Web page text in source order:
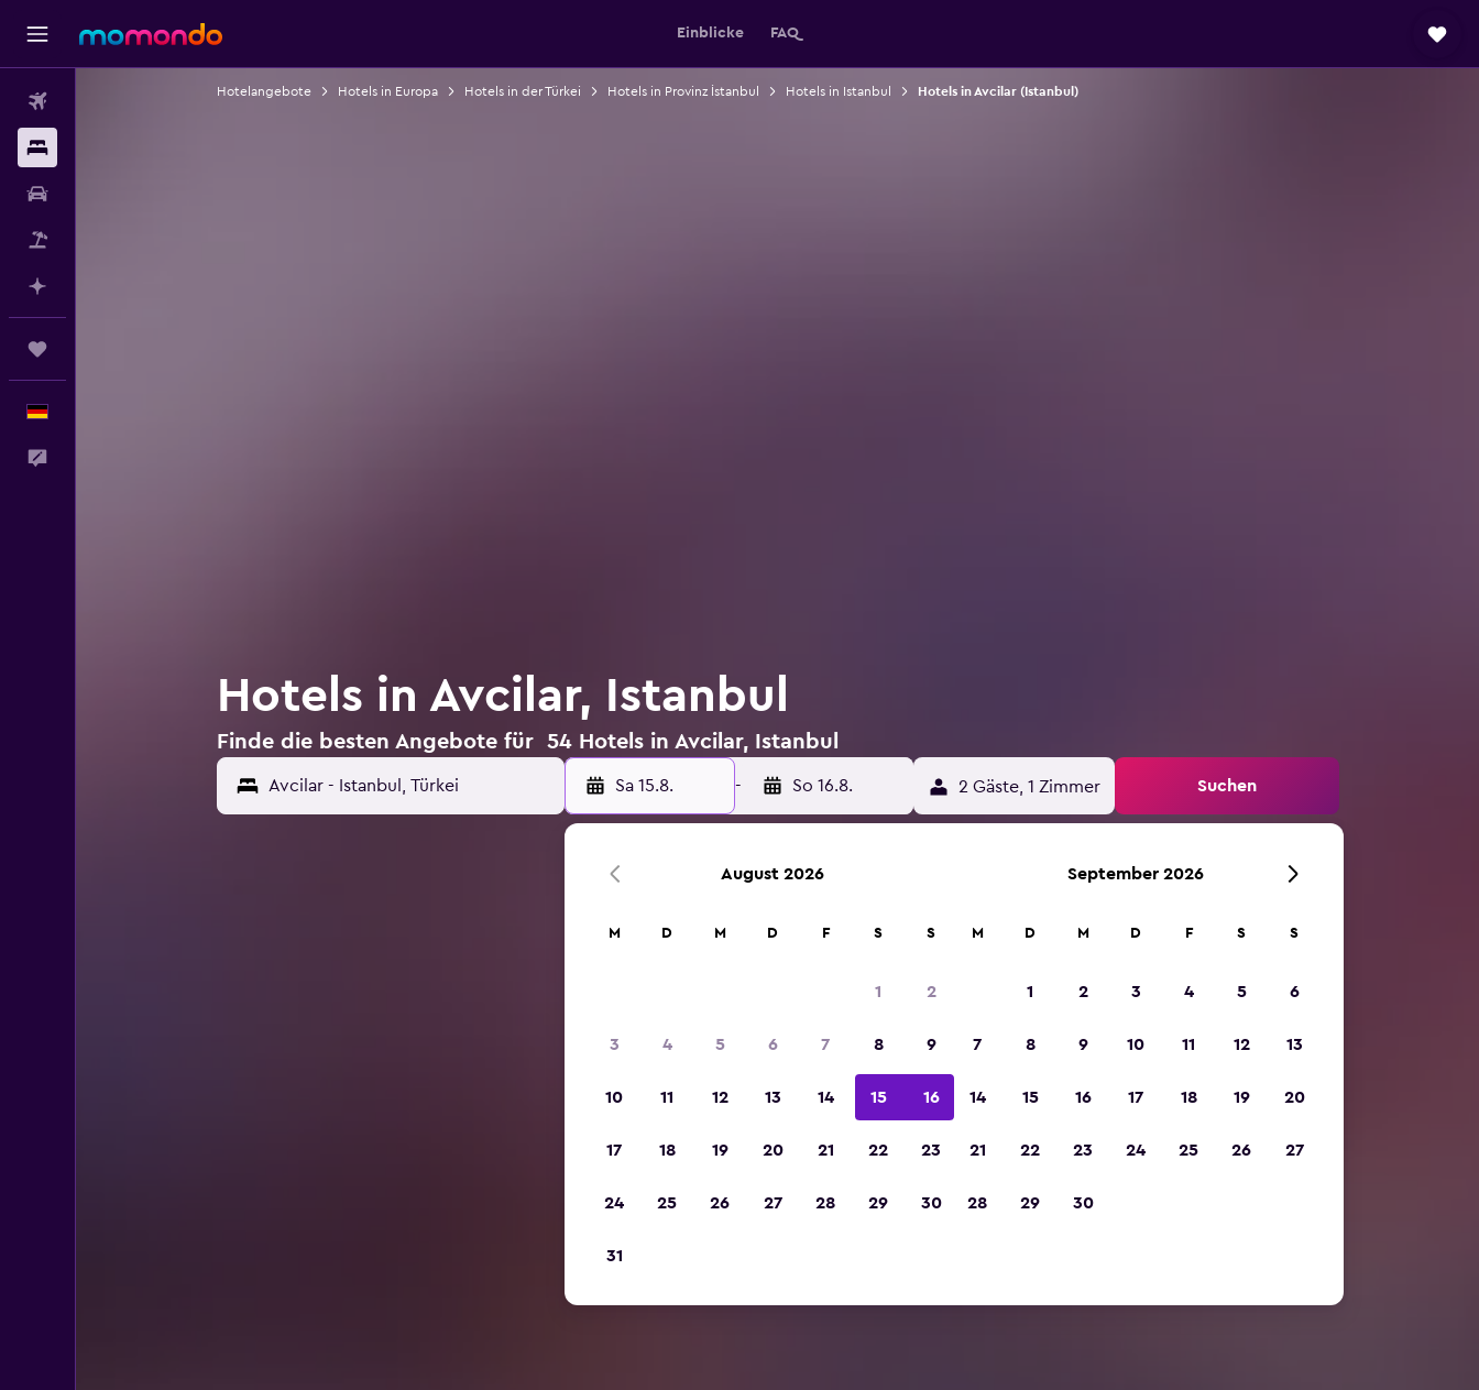
Einblicke FAQ
Hotelangebote Hotels in Europa Hotels in der Türkei Hotels in Provinz İstanbul Hotels in Istanbul Hotels in Avcilar (Istanbul)
Hotels in Avcilar, Istanbul
Finde die besten Angebote für 54 Hotels in Avcilar, Istanbul
Sa 15.8. - So 16.8. 2 Gäste, 1 Zimmer Suchen
August 2026
M D M D F S S
1 2
3 4 5 6 7 8 9
10 11 12 13 14 15 16
17 18 19 20 21 22 23
24 25 26 27 28 29 30
31
September 2026
M D M D F S S
1 2 3 4 5 6
7 8 9 10 11 12 13
14 15 16 17 18 19 20
21 22 23 24 25 26 27
28 29 30